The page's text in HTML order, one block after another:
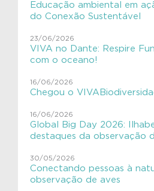
#VIVAJulianaMolás
#VIVAMamíferosAquáticos
#VIVAnasEscolas
#VIVAnasEscolas
#VIVAsemlixo
Aves migratórias
Educação ambiental em
do Conexão Sustentável
23/06/2026
VIVA no Dante: Respire
com o oceano!
16/06/2026
Chegou o
16/06/2026
Global Big Day 2026:
destaques da observação
30/05/2026
Conectando pessoas à
observação de aves